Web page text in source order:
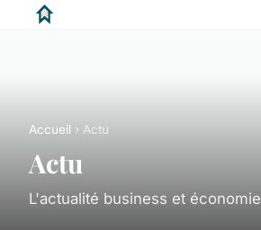
Accueil › Actu
Actu
L'actualité business et économie